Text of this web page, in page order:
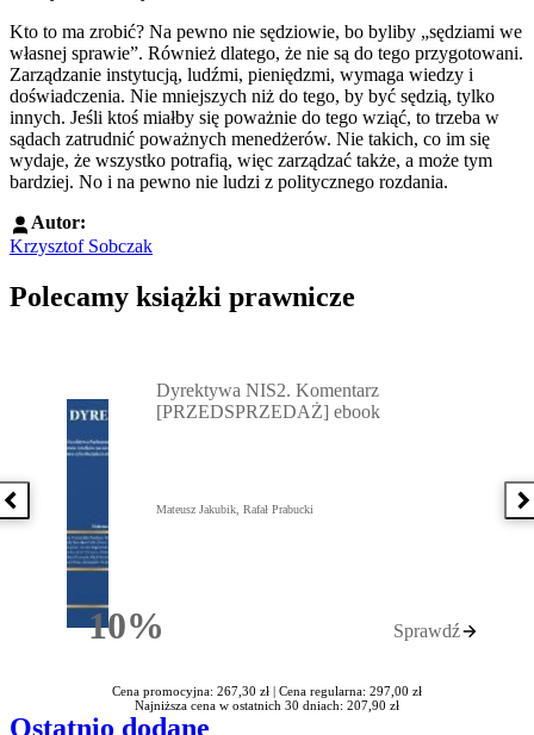
Kto to ma zrobić? Na pewno nie sędziowie, bo byliby „sędziami we
własnej sprawie”. Również dlatego, że nie są do tego przygotowani.
Zarządzanie instytucją, ludźmi, pieniędzmi, wymaga wiedzy i
doświadczenia. Nie mniejszych niż do tego, by być sędzią, tylko
innych. Jeśli ktoś miałby się poważnie do tego wziąć, to trzeba w
sądach zatrudnić poważnych menedżerów. Nie takich, co im się
wydaje, że wszystko potrafią, więc zarządzać także, a może tym
bardziej. No i na pewno nie ludzi z politycznego rozdania.
Autor:
Krzysztof Sobczak
Polecamy książki prawnicze
Poprzednia książka
10%Rabatu
Dyrektywa NIS2. Komentarz
[PRZEDSPRZEDAŻ] ebook
Mateusz Jakubik, Rafał Prabucki
Sprawdź
Cena promocyjna: 267,30 zł | Cena regularna: 297,00 zł
Najniższa cena w ostatnich 30 dniach: 207,90 zł
Ostatnio dodane